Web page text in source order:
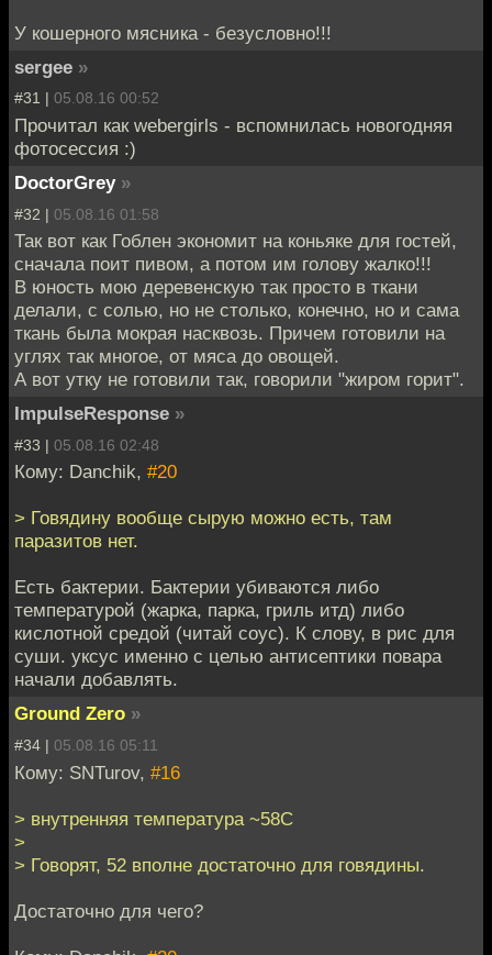
У кошерного мясника - безусловно!!!
sergee »
#31 | 05.08.16 00:52
Прочитал как webergirls - вспомнилась новогодняя
фотосессия :)
DoctorGrey »
#32 | 05.08.16 01:58
Так вот как Гоблен экономит на коньяке для гостей,
сначала поит пивом, а потом им голову жалко!!!
В юность мою деревенскую так просто в ткани
делали, с солью, но не столько, конечно, но и сама
ткань была мокрая насквозь. Причем готовили на
углях так многое, от мяса до овощей.
А вот утку не готовили так, говорили "жиром горит".
ImpulseResponse »
#33 | 05.08.16 02:48
Кому: Danchik, #20
> Говядину вообще сырую можно есть, там
паразитов нет.
Есть бактерии. Бактерии убиваются либо
температурой (жарка, парка, гриль итд) либо
кислотной средой (читай соус). К слову, в рис для
суши. уксус именно с целью антисептики повара
начали добавлять.
Ground Zero »
#34 | 05.08.16 05:11
Кому: SNTurov, #16
> внутренняя температура ~58C
>
> Говорят, 52 вполне достаточно для говядины.
Достаточно для чего?